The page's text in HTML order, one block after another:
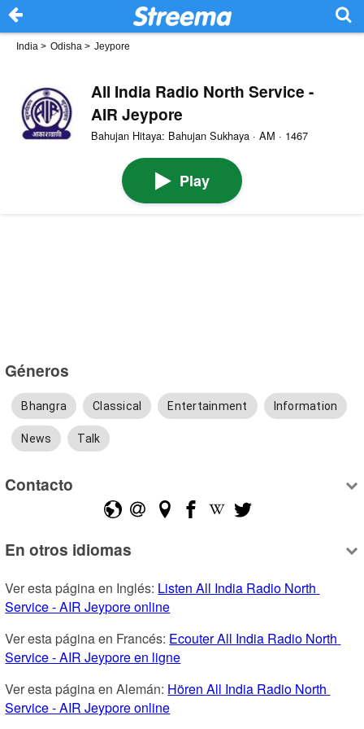
India > Odisha > Jeypore
All India Radio North Service -
AIR Jeypore
Bahujan Hitaya: Bahujan Sukhaya · AM · 1467
Play
Géneros
Bhangra Classical Entertainment Information
News Talk
Contacto
En otros idiomas
Ver esta página en Inglés: Listen All India Radio North
Service - AIR Jeypore online
Ver esta página en Francés: Ecouter All India Radio North
Service - AIR Jeypore en ligne
Ver esta página en Alemán: Hören All India Radio North
Service - AIR Jeypore online